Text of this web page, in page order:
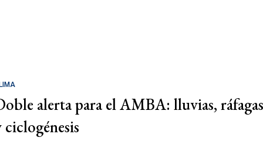
alerta para el AMBA: lluvias, ráfagas
ciclogénesis